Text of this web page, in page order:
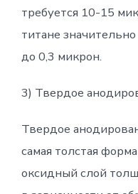
требуется 10-15
титане
до 0,3 микрон.
3) Твердое
Твердое
самая толстая
оксидный слой